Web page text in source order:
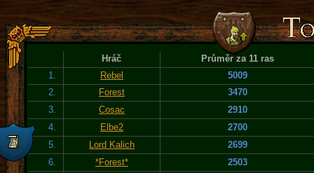
Hráč
Průměr za 11 ras
1.
Rebel
5009
2.
Forest
3470
3.
Cosac
2910
4.
Elbe2
2700
5.
Lord Kalich
2699
6.
*Forest*
2503